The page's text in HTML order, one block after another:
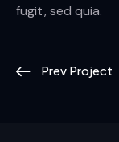
fugit, sed quia.
Prev Project